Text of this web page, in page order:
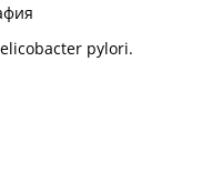
pylori.